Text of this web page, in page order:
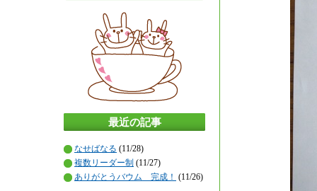
最近の記事
なせばなる (11/28)
複数リーダー制 (11/27)
ありがとうバウム 完成！ (11/26)